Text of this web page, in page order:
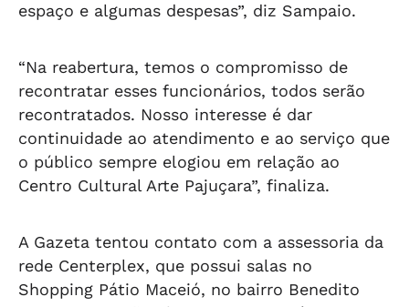
espaço e algumas despesas”, diz Sampaio.
“Na reabertura, temos o compromisso de
recontratar esses funcionários, todos serão
recontratados. Nosso interesse é dar
continuidade ao atendimento e ao serviço que
o público sempre elogiou em relação ao
Centro Cultural Arte Pajuçara”, finaliza.
A Gazeta tentou contato com a assessoria da
rede Centerplex, que possui salas no
Shopping Pátio Maceió, no bairro Benedito